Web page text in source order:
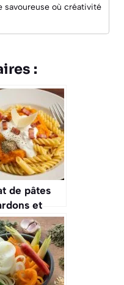
savoureuse où créativité
:
de pâtes
et
prêt
minutes
qui va
vos soirées